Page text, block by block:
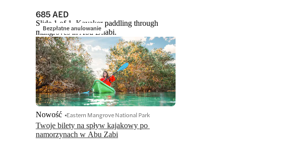
685 AED
Bezpłatne anulowanie
Slide 1 of 1, Kayaker paddling through
mangroves in Abu Dhabi.
Twoje bilety na spływ kajakowy po
namorzynach w Abu Zabi
Nowość Eastern Mangrove National Park